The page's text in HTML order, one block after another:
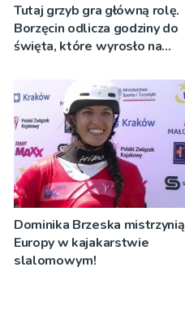
Tutaj grzyb gra główną rolę.
Borzęcin odlicza godziny do
święta, które wyrosło na
Dominika Brzeska mistrzynią
Europy w kajakarstwie
slalomowym!